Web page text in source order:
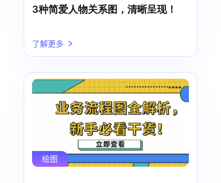
3种简爱人物关系图，清晰呈现！
了解更多
绘图